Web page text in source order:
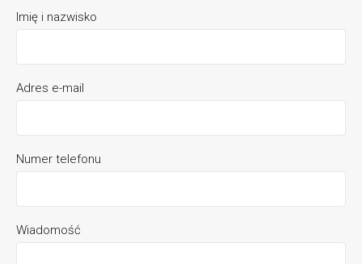
Imię i nazwisko
Adres e-mail
Numer telefonu
Wiadomość